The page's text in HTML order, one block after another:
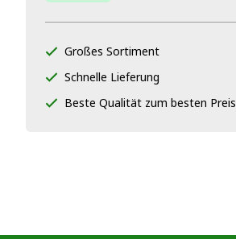
Großes Sortiment
Schnelle Lieferung
Beste Qualität zum besten Preis